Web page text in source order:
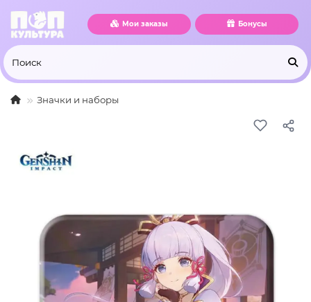
Мои заказы Бонусы
Значки и наборы